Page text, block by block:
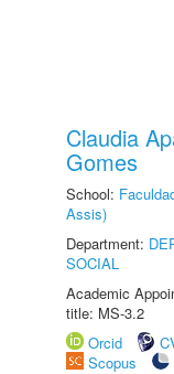
Claudia
Gomes
School:
Assis)
Department:
SOCIAL
Academic
title: MS-3.2
Orcid
Scopus